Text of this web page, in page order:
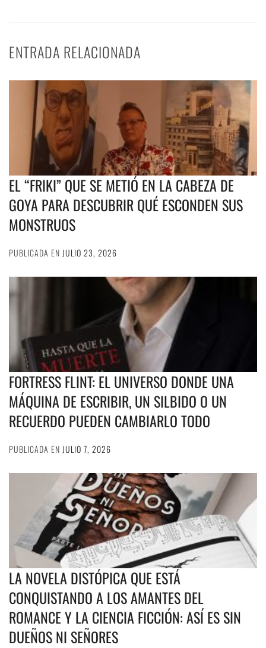
ENTRADA RELACIONADA
EL “FRIKI” QUE SE METIÓ EN LA CABEZA DE
GOYA PARA DESCUBRIR QUÉ ESCONDEN SUS
MONSTRUOS
PUBLICADA EN JULIO 23, 2026
FORTRESS FLINT: EL UNIVERSO DONDE UNA
MÁQUINA DE ESCRIBIR, UN SILBIDO O UN
RECUERDO PUEDEN CAMBIARLO TODO
PUBLICADA EN JULIO 7, 2026
LA NOVELA DISTÓPICA QUE ESTÁ
CONQUISTANDO A LOS AMANTES DEL
ROMANCE Y LA CIENCIA FICCIÓN: ASÍ ES SIN
DUEÑOS NI SEÑORES